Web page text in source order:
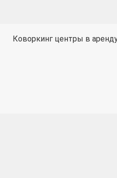
Коворкинг центры в